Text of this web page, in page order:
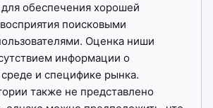
обеспечения хорошей
поисковыми
Оценка ниши
информации о
и специфике рынка.
также не представлено